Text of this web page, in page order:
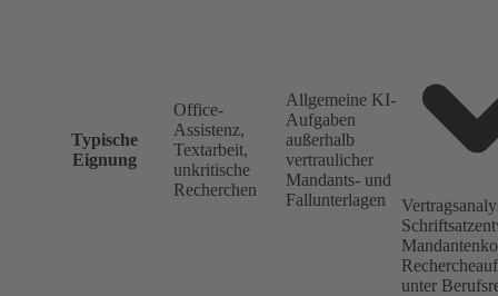
Typische
Eignung
Office-
Assistenz,
Textarbeit,
unkritische
Recherchen
Allgemeine KI-
Aufgaben
außerhalb
vertraulicher
Mandants- und
Fallunterlagen
unter